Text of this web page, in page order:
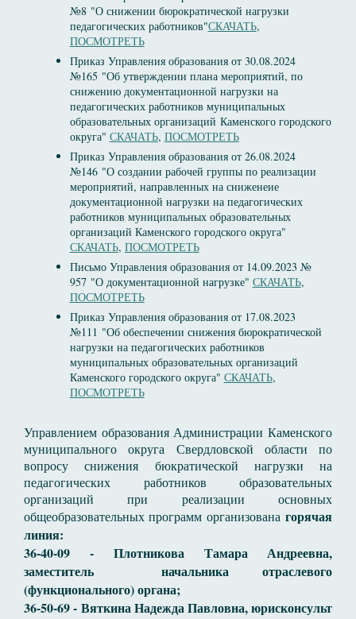
№8 "О снижении бюрократической нагрузки
педагогических работников"СКАЧАТЬ,
ПОСМОТРЕТЬ
Приказ Управления образования от 30.08.2024
№165 "Об утверждении плана мероприятий, по
снижению документационной нагрузки на
педагогических работников муниципальных
образовательных организаций Каменского городского
округа" СКАЧАТЬ, ПОСМОТРЕТЬ
Приказ Управления образования от 26.08.2024
№146 "О создании рабочей группы по реализации
мероприятий, направленных на сниженеие
документационной нагрузки на педагогических
работников муниципальных образовательных
организаций Каменского городского округа"
СКАЧАТЬ, ПОСМОТРЕТЬ
Письмо Управления образования от 14.09.2023 №
957 "О документационной нагрузке" СКАЧАТЬ,
ПОСМОТРЕТЬ
Приказ Управления образования от 17.08.2023
№111 "Об обеспечении снижения бюрократической
нагрузки на педагогических работников
муниципальных образовательных организаций
Каменского городского округа" СКАЧАТЬ,
ПОСМОТРЕТЬ
Управлением образования Администрации Каменского
муниципального округа Свердловской области по
вопросу снижения бюкратической нагрузки на
педагогических работников образовательных
организаций при реализации основных
общеобразовательных программ организована горячая
линия:
36-40-09 - Плотникова Тамара Андреевна,
заместитель начальника отраслевого
(функционального) органа;
36-50-69 - Вяткина Надежда Павловна, юрисконсульт